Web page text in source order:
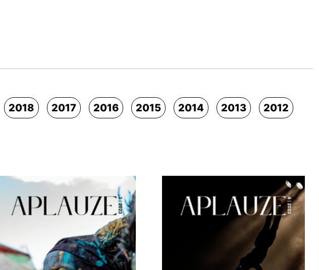
2018 2017 2016 2015 2014 2013 2012